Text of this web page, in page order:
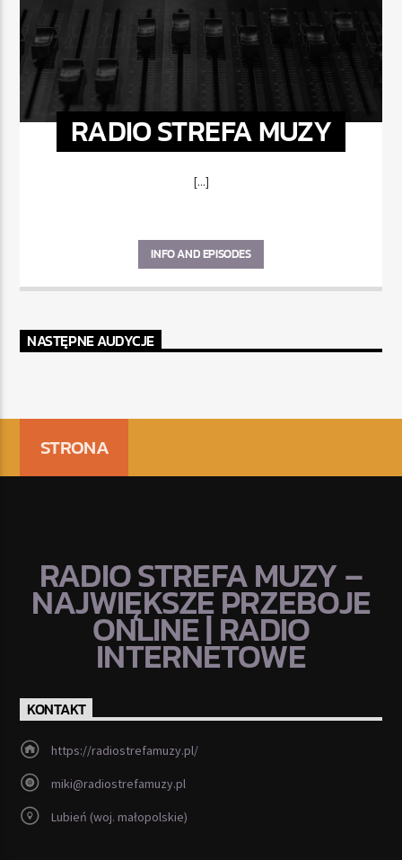
RADIO STREFA MUZY
[...]
INFO AND EPISODES
NASTĘPNE AUDYCJE
STRONA
RADIO STREFA MUZY –
NAJWIĘKSZE PRZEBOJE
ONLINE | RADIO
INTERNETOWE
KONTAKT
https://radiostrefamuzy.pl/
miki@radiostrefamuzy.pl
Lubień (woj. małopolskie)